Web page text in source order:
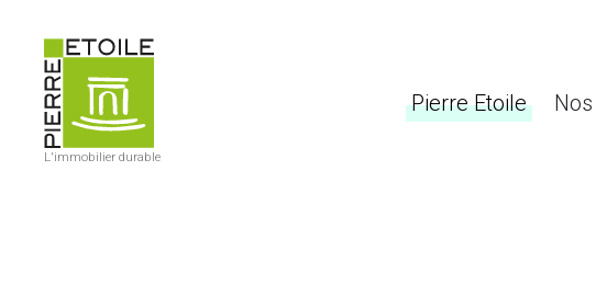
L'immobilier durable
Pierre Etoile